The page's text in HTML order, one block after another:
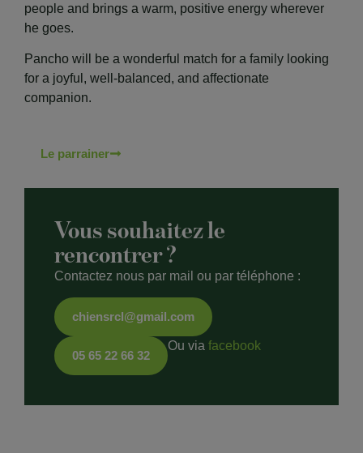
people and brings a warm, positive energy wherever
he goes.
Pancho will be a wonderful match for a family looking
for a joyful, well‑balanced, and affectionate
companion.
Le parrainer
Vous souhaitez le
rencontrer ?
Contactez nous par mail ou par téléphone :
chiensrcl@gmail.com
05 65 22 66 32
Ou via facebook